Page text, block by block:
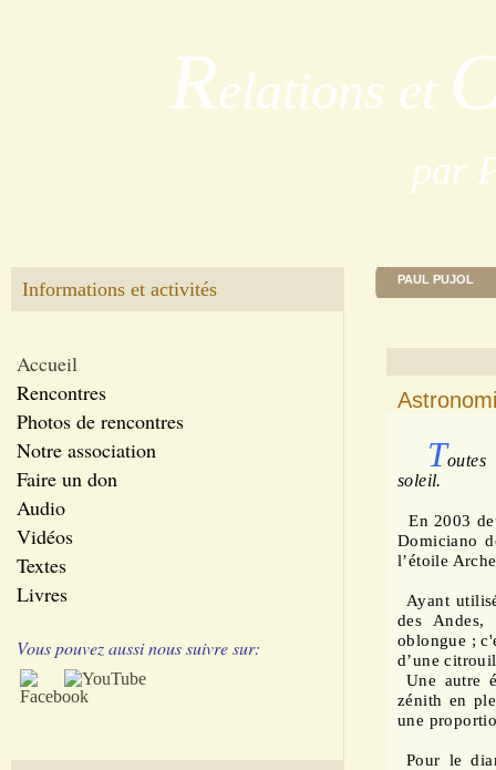
Relations et
par
Informations et activités
Accueil
Rencontres
Photos de rencontres
Notre association
Faire un don
Audio
Vidéos
Textes
Livres
Vous pouvez aussi nous suivre sur:
PAUL PUJOL
T
soleil.
En 2003
Domiciano
l’étoile
Ayant
des Andes,
oblongue ;
d’une
Une autre
zénith en
une
Pour le